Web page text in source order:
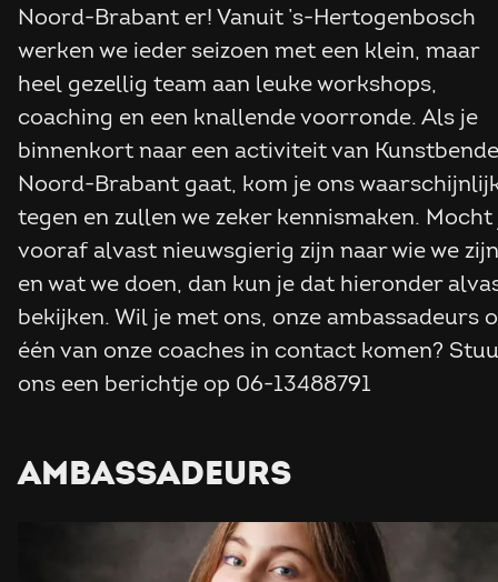
Noord-Brabant er! Vanuit ’s-Hertogenbosch
werken we ieder seizoen met een klein, maar
heel gezellig team aan leuke workshops,
coaching en een knallende voorronde. Als je
binnenkort naar een activiteit van Kunstbende
Noord-Brabant gaat, kom je ons
tegen en zullen we zeker kennismaken. Mocht
vooraf alvast nieuwsgierig zijn naar wie we zijn
en wat we doen, dan kun je dat hieronder
bekijken. Wil je met ons, onze ambassadeurs
één van onze coaches in contact komen?
ons een berichtje op 06-13488791
AMBASSADEURS